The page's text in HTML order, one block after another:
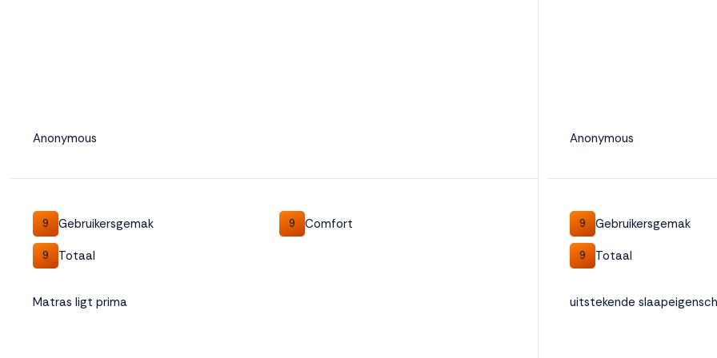
Anonymous Anonymous
9 Gebruikersgemak 9 Comfort
9 Totaal
Matras ligt prima
9 Gebruikersgemak
9 Totaal
uitstekende